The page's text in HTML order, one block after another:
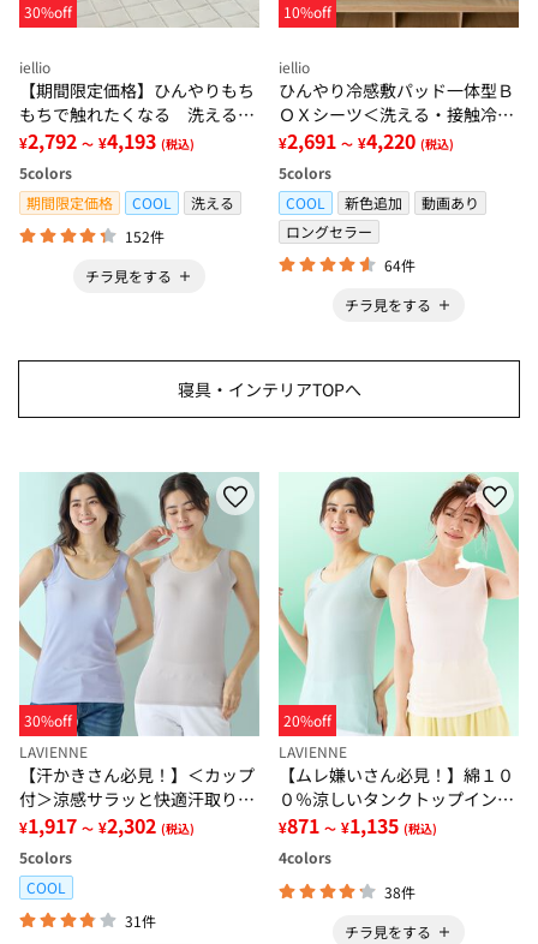
30%off
iellio
【期間限定価格】ひんやりもち
もちで触れたくなる 洗えるラ
グ＜低反発・滑りにくい・接触
冷感・防ダニ・カーペット＞
¥2,792 ～ ¥4,193 (税込)
5colors
期間限定価格
COOL
洗える
152件
チラ見をする
10%off
iellio
ひんやり冷感敷パッド一体型Ｂ
ＯＸシーツ＜洗える・接触冷
感・抗菌防臭・時短・家事楽・
ボックスシーツ・寝苦しさ対策
＞
¥2,691 ～ ¥4,220 (税込)
5colors
COOL
新色追加
動画あり
ロングセラー
64件
チラ見をする
寝具・インテリアTOPへ
30%off
LAVIENNE
【汗かきさん必見！】＜カップ
付＞涼感サラッと快適汗取りタ
ンクトップインナー＜さらりラ
ボ＞
¥1,917 ～ ¥2,302 (税込)
5colors
COOL
31件
20%off
LAVIENNE
【ムレ嫌いさん必見！】綿１０
０％涼しいタンクトップインナ
ー＜さらりラボ＞
¥871 ～ ¥1,135 (税込)
4colors
38件
チラ見をする